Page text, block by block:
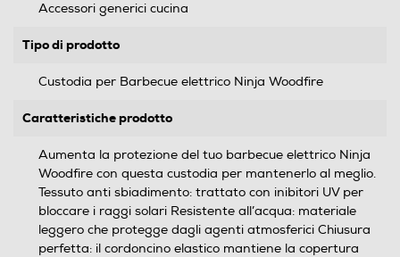
Accessori generici cucina
Tipo di prodotto
Custodia per Barbecue elettrico Ninja Woodfire
Caratteristiche prodotto
Aumenta la protezione del tuo barbecue elettrico Ninja
Woodfire con questa custodia per mantenerlo al meglio.
Tessuto anti sbiadimento: trattato con inibitori UV per
bloccare i raggi solari Resistente all’acqua: materiale
leggero che protegge dagli agenti atmosferici Chiusura
perfetta: il cordoncino elastico mantiene la copertura